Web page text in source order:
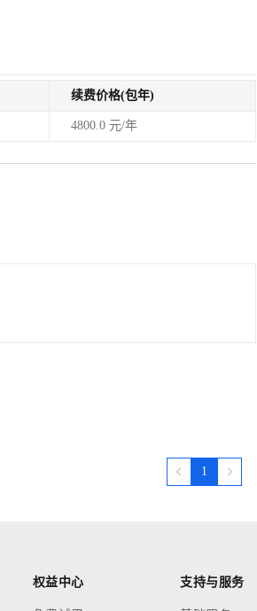
续费价格(包年)
4800.0 元/年
1
权益中心 支持与服务